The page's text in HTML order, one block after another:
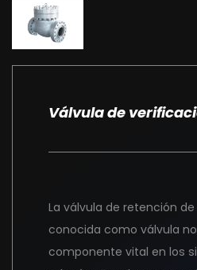
Válvula de
La válvula de retención
conocida como válvula
componente vital en los